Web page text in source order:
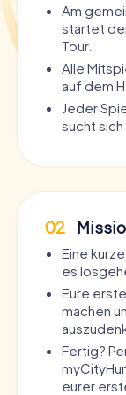
Am
startet
Tour.
Alle
auf dem
Jeder
sucht sich
02
Eine
es
Eure
machen
Fertig?
eurer